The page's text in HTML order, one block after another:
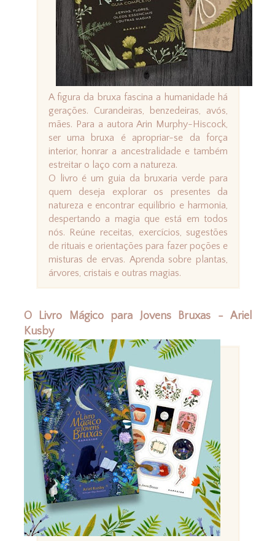
A figura da bruxa fascina a humanidade há
gerações. Curandeiras, benzedeiras, avós,
mães. Para a autora Arin Murphy-Hiscock,
ser uma bruxa é apropriar-se da força
interior, honrar a ancestralidade e também
estreitar o laço com a natureza.
O livro é um guia da bruxaria verde para
quem deseja explorar os presentes da
natureza e encontrar equilíbrio e harmonia,
despertando a magia que está em todos
nós. Reúne receitas, exercícios, sugestões
de rituais e orientações para fazer poções e
misturas de ervas. Aprenda sobre plantas,
árvores, cristais e outras magias.
O Livro Mágico para Jovens Bruxas - Ariel
Kusby